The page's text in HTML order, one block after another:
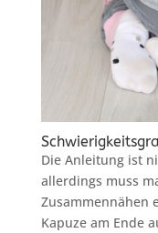
Die Anleitung ist
allerdings muss
Zusammennähen
Kapuze am Ende